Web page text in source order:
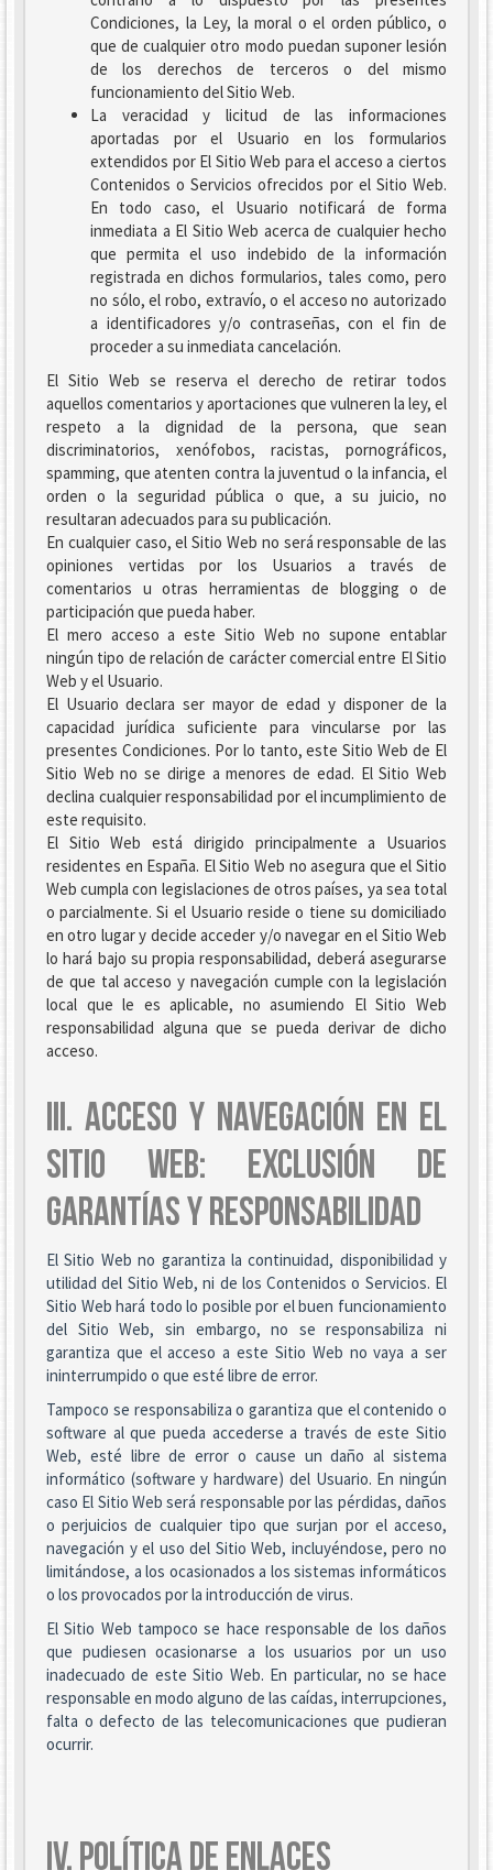
Condiciones, la Ley, la moral o el orden público, o
que de cualquier otro modo puedan suponer lesión
de los derechos de terceros o del mismo
funcionamiento del Sitio Web.
La veracidad y licitud de las informaciones
aportadas por el Usuario en los formularios
extendidos por El Sitio Web para el acceso a ciertos
Contenidos o Servicios ofrecidos por el Sitio Web.
En todo caso, el Usuario notificará de forma
inmediata a El Sitio Web acerca de cualquier hecho
que permita el uso indebido de la información
registrada en dichos formularios, tales como, pero
no sólo, el robo, extravío, o el acceso no autorizado
a identificadores y/o contraseñas, con el fin de
proceder a su inmediata cancelación.
El Sitio Web se reserva el derecho de retirar todos
aquellos comentarios y aportaciones que vulneren la ley, el
respeto a la dignidad de la persona, que sean
discriminatorios, xenófobos, racistas, pornográficos,
spamming, que atenten contra la juventud o la infancia, el
orden o la seguridad pública o que, a su juicio, no
resultaran adecuados para su publicación.
En cualquier caso, el Sitio Web no será responsable de las
opiniones vertidas por los Usuarios a través de
comentarios u otras herramientas de blogging o de
participación que pueda haber.
El mero acceso a este Sitio Web no supone entablar
ningún tipo de relación de carácter comercial entre El Sitio
Web y el Usuario.
El Usuario declara ser mayor de edad y disponer de la
capacidad jurídica suficiente para vincularse por las
presentes Condiciones. Por lo tanto, este Sitio Web de El
Sitio Web no se dirige a menores de edad. El Sitio Web
declina cualquier responsabilidad por el incumplimiento de
este requisito.
El Sitio Web está dirigido principalmente a Usuarios
residentes en España. El Sitio Web no asegura que el Sitio
Web cumpla con legislaciones de otros países, ya sea total
o parcialmente. Si el Usuario reside o tiene su domiciliado
en otro lugar y decide acceder y/o navegar en el Sitio Web
lo hará bajo su propia responsabilidad, deberá asegurarse
de que tal acceso y navegación cumple con la legislación
local que le es aplicable, no asumiendo El Sitio Web
responsabilidad alguna que se pueda derivar de dicho
acceso.
III. ACCESO Y NAVEGACIÓN EN EL
SITIO WEB: EXCLUSIÓN DE
GARANTÍAS Y RESPONSABILIDAD
El Sitio Web no garantiza la continuidad, disponibilidad y
utilidad del Sitio Web, ni de los Contenidos o Servicios. El
Sitio Web hará todo lo posible por el buen funcionamiento
del Sitio Web, sin embargo, no se responsabiliza ni
garantiza que el acceso a este Sitio Web no vaya a ser
ininterrumpido o que esté libre de error.
Tampoco se responsabiliza o garantiza que el contenido o
software al que pueda accederse a través de este Sitio
Web, esté libre de error o cause un daño al sistema
informático (software y hardware) del Usuario. En ningún
caso El Sitio Web será responsable por las pérdidas, daños
o perjuicios de cualquier tipo que surjan por el acceso,
navegación y el uso del Sitio Web, incluyéndose, pero no
limitándose, a los ocasionados a los sistemas informáticos
o los provocados por la introducción de virus.
El Sitio Web tampoco se hace responsable de los daños
que pudiesen ocasionarse a los usuarios por un uso
inadecuado de este Sitio Web. En particular, no se hace
responsable en modo alguno de las caídas, interrupciones,
falta o defecto de las telecomunicaciones que pudieran
ocurrir.
IV. POLÍTICA DE ENLACES